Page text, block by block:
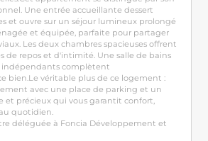
Une entrée accueillante dessert
et ouvre sur un séjour lumineux prolongé
et équipée, parfaite pour partager
Les deux chambres spacieuses offrent
de repos et d'intimité. Une salle de bains
indépendants complètent
bien.Le véritable plus de ce logement :
avec une place de parking et un
et précieux qui vous garantit confort,
quotidien.
déléguée à Foncia Développement et